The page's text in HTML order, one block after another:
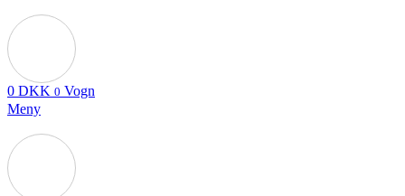
0 DKK 0 Vogn
Meny